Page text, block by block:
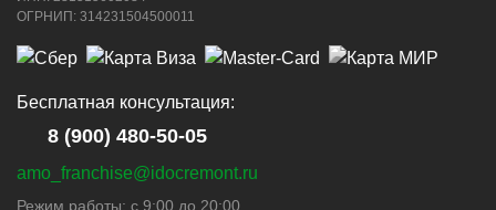
ОГРНИП: 314231504500011
Бесплатная консультация:
8 (900) 480-50-05
amo_franchise@idocremont.ru
Режим работы: с 9:00 до 20:00